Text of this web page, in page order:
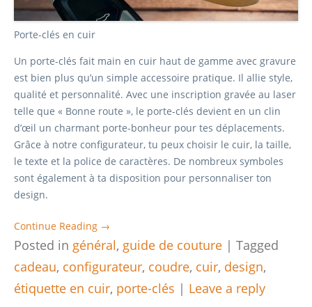
Porte-clés en cuir
Un porte-clés fait main en cuir haut de gamme avec gravure
est bien plus qu’un simple accessoire pratique. Il allie style,
qualité et personnalité. Avec une inscription gravée au laser
telle que « Bonne route », le porte-clés devient en un clin
d’œil un charmant porte-bonheur pour tes déplacements.
Grâce à notre configurateur, tu peux choisir le cuir, la taille,
le texte et la police de caractères. De nombreux symboles
sont également à ta disposition pour personnaliser ton
design.
Continue Reading →
Posted in général, guide de couture | Tagged
cadeau, configurateur, coudre, cuir, design,
étiquette en cuir, porte-clés | Leave a reply